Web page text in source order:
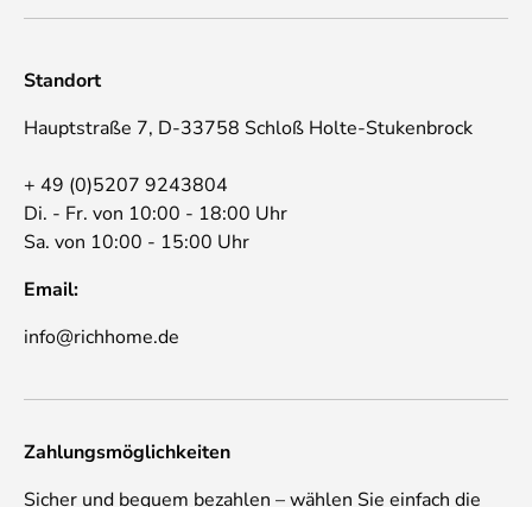
Standort
Hauptstraße 7, D-33758 Schloß Holte-Stukenbrock
+ 49 (0)5207 9243804
Di. - Fr. von 10:00 - 18:00 Uhr
Sa. von 10:00 - 15:00 Uhr
Email:
info@richhome.de
Zahlungsmöglichkeiten
Sicher und bequem bezahlen – wählen Sie einfach die